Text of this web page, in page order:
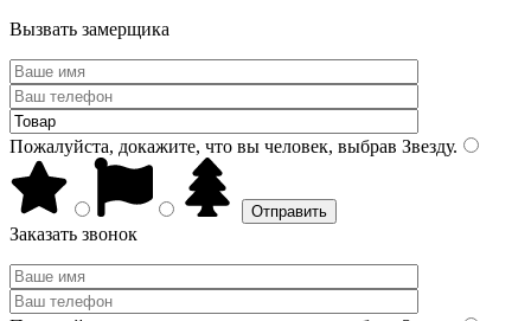
Вызвать замерщика
Пожалуйста, докажите, что вы человек, выбрав Звезду.
Заказать звонок